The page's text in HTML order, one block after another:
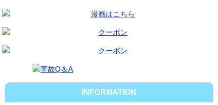
INFORMATION